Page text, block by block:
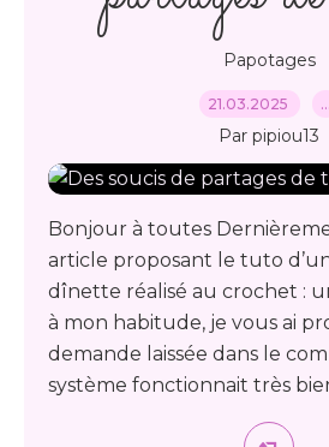
Papotages
21.03.2025 …
Par pipiou13
Bonjour à toutes
article proposant le tuto
dînette réalisé au crochet :
à mon habitude, je vous ai
demande laissée dans le
système fonctionnait très